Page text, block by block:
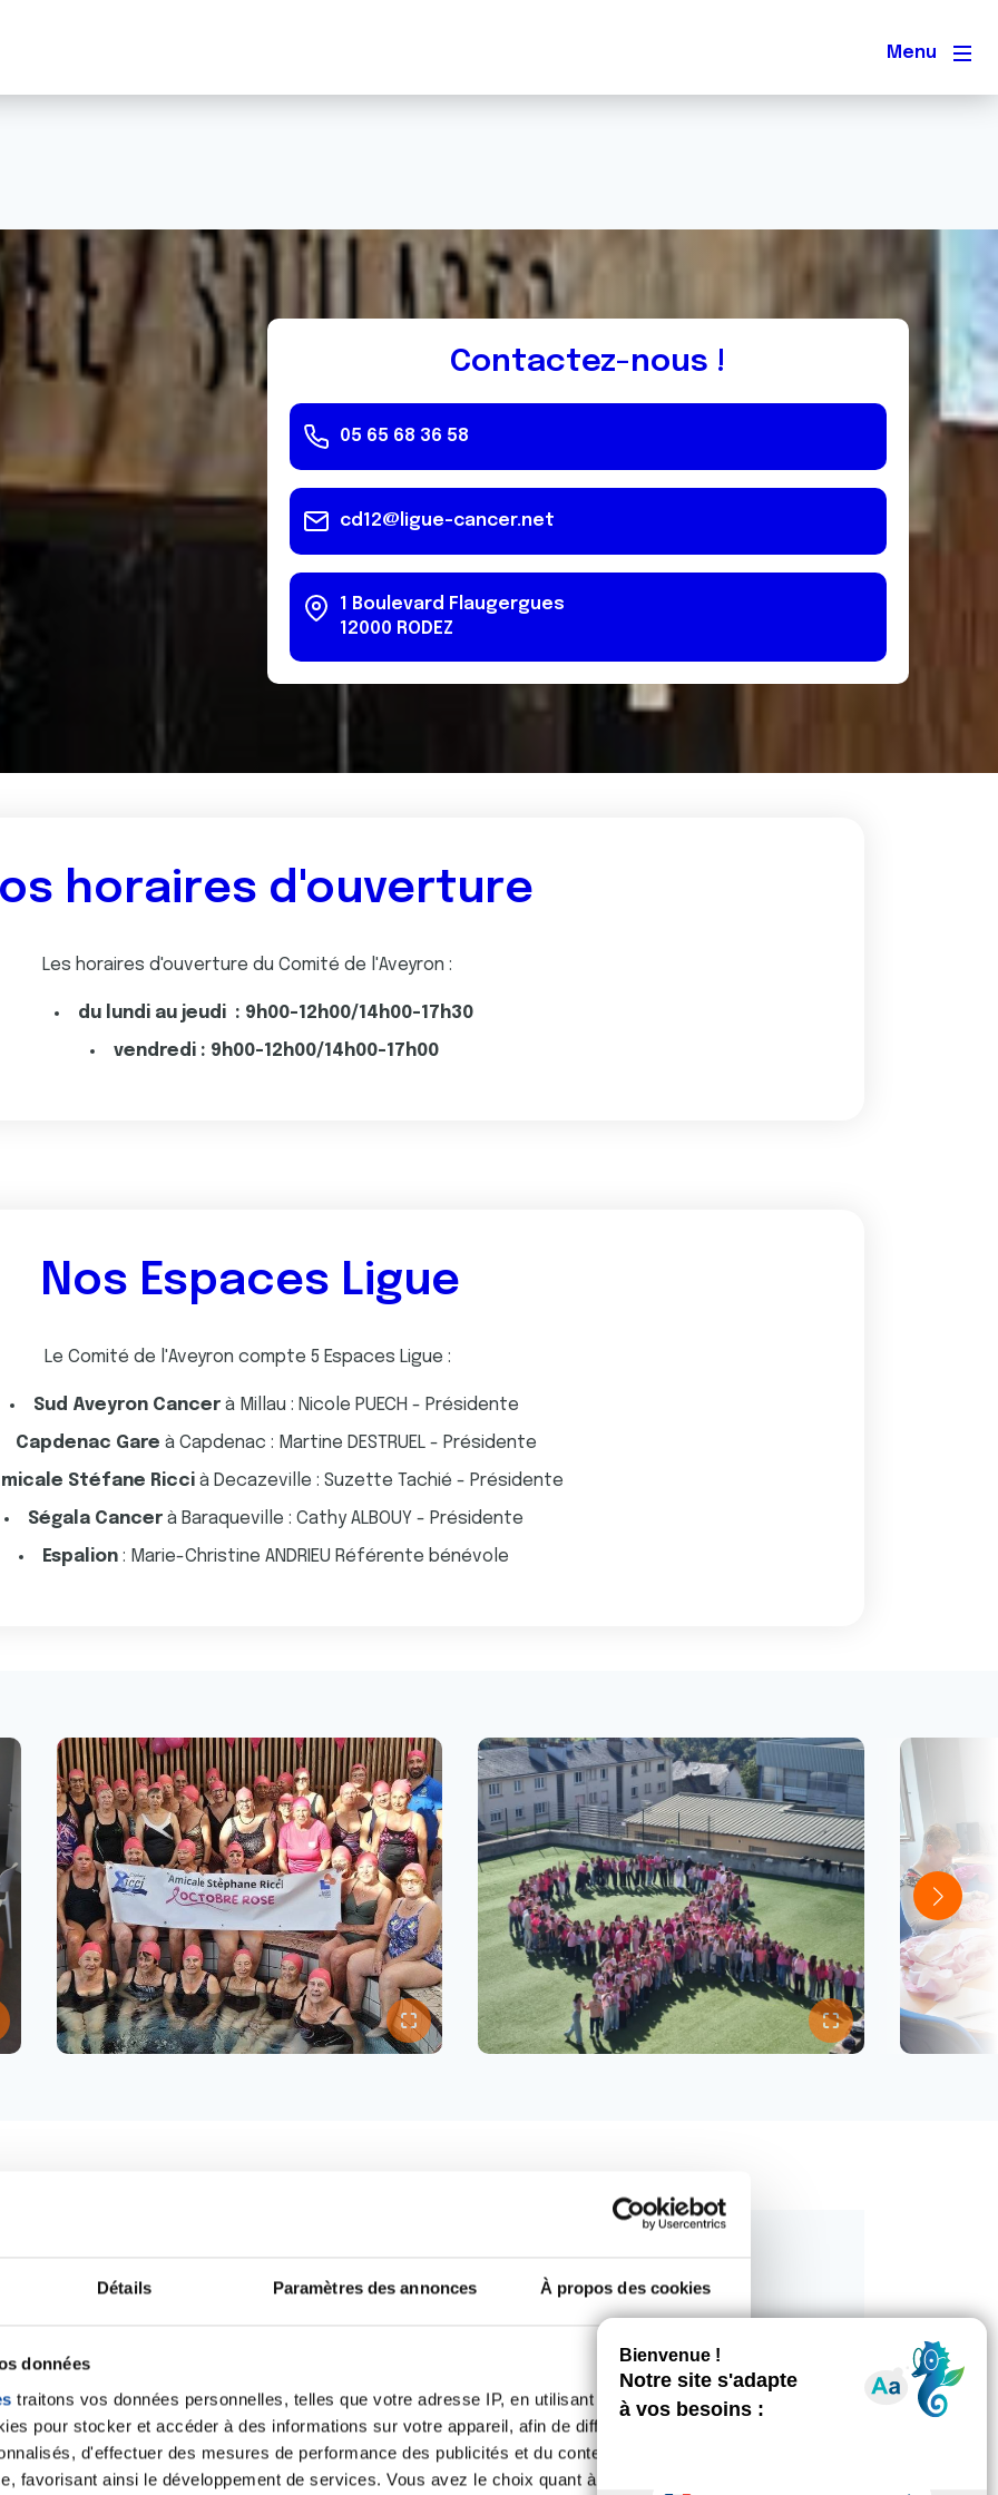
Détails Paramètres des annonces À propos des cookies
données
traitons vos données personnelles, telles que votre adresse IP, en utilisant des
pour stocker et accéder à des informations sur votre appareil, afin de diffuser des
d'effectuer des mesures de performance des publicités et du contenu, ainsi que de
favorisant ainsi le développement de services. Vous avez le choix quant à l'utilisation de
Menu
Contactez-nous !
05 65 68 36 58
cd12@ligue-cancer.net
1 Boulevard Flaugergues
12000 RODEZ
horaires d'ouverture
Les horaires d'ouverture du Comité de l'Aveyron :
du lundi au jeudi : 9h00-12h00/14h00-17h30
vendredi : 9h00-12h00/14h00-17h00
Nos Espaces Ligue
Le Comité de l'Aveyron compte 5 Espaces Ligue :
Sud Aveyron Cancerà Millau : Nicole PUECH - Présidente
Capdenac Gare à Capdenac : Martine DESTRUEL - Présidente
Stéfane Ricci à Decazeville : Suzette Tachié - Présidente
Ségala Cancer à Baraqueville : Cathy ALBOUY - Présidente
Espalion : Marie-Christine ANDRIEU Référente bénévole
Nos missions
oeuvre sur le département grâce à 'l'implication et à l'engagement de nombreux
qui se mobilisent pour mettre en place des actions de sensibilisation de lutte
contre les cancers.